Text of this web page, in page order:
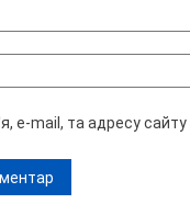
e-mail, та адресу